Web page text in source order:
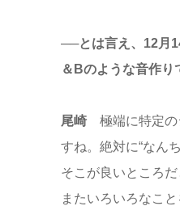
──とは言え、12月
＆Bのような音作り
尾崎極端に特定の
すね。絶対に“なん
そこが良いところ
またいろいろなこと